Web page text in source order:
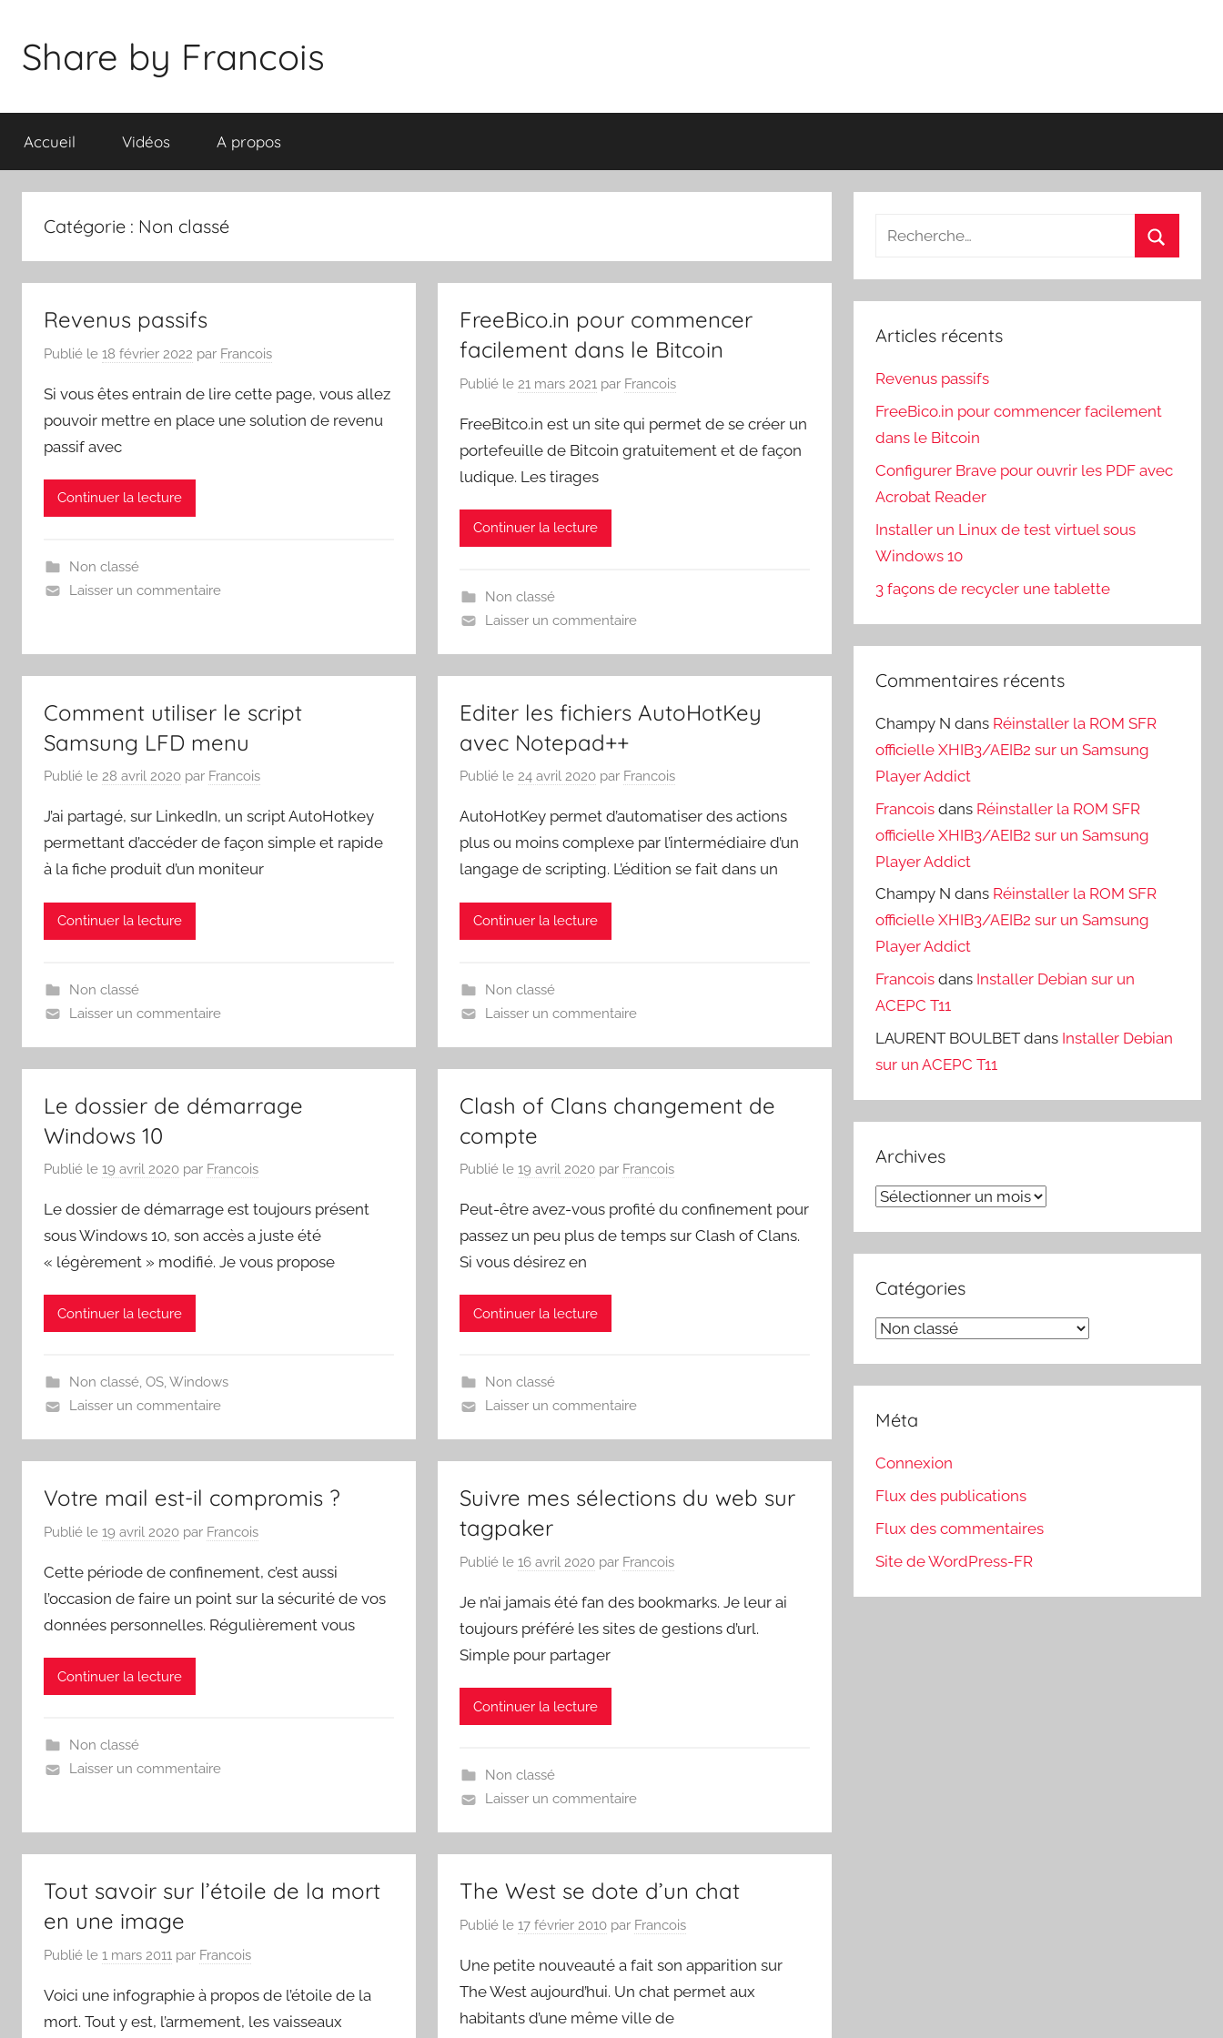
contenu
Share by Francois
Accueil Vidéos A propos
Catégorie : Non classé
Revenus passifs
Publié le 18 février 2022 par Francois
Si vous êtes entrain de lire cette page, vous allez
pouvoir mettre en place une solution de revenu
passif avec
Continuer la lecture
Non classé
Laisser un commentaire
FreeBico.in pour commencer
facilement dans le Bitcoin
Publié le 21 mars 2021 par Francois
FreeBitco.in est un site qui permet de se créer un
portefeuille de Bitcoin gratuitement et de façon
ludique. Les tirages
Continuer la lecture
Non classé
Laisser un commentaire
Comment utiliser le script
Samsung LFD menu
Publié le 28 avril 2020 par Francois
J’ai partagé, sur LinkedIn, un script AutoHotkey
permettant d’accéder de façon simple et rapide
à la fiche produit d’un moniteur
Continuer la lecture
Non classé
Laisser un commentaire
Editer les fichiers AutoHotKey
avec Notepad++
Publié le24 avril 2020 par Francois
AutoHotKey permet d’automatiser des actions
plus ou moins complexe par l’intermédiaire d’un
langage de scripting. L’édition se fait dans un
Continuer la lecture
Non classé
Laisser un commentaire
Le dossier de démarrage
Windows 10
Publié le 19 avril 2020 par Francois
Le dossier de démarrage est toujours présent
sous Windows 10, son accès a juste été
« légèrement » modifié. Je vous propose
Continuer la lecture
Non classé, OS,Windows
Laisser un commentaire
Clash of Clans changement de
compte
Publié le19 avril 2020 par Francois
Peut-être avez-vous profité du confinement pour
passez un peu plus de temps sur Clash of Clans.
Si vous désirez en
Continuer la lecture
Non classé
Laisser un commentaire
Votre mail est-il compromis ?
Publié le 19 avril 2020 par Francois
Cette période de confinement, c’est aussi
l’occasion de faire un point sur la sécurité de vos
données personnelles. Régulièrement vous
Continuer la lecture
Non classé
Laisser un commentaire
Suivre mes sélections du web sur
tagpaker
Publié le16 avril 2020 par Francois
Je n’ai jamais été fan des bookmarks. Je leur ai
toujours préféré les sites de gestions d’url.
Simple pour partager
Continuer la lecture
Non classé
Laisser un commentaire
Tout savoir sur l’étoile de la mort
en une image
Publié le 1 mars 2011 par Francois
Voici une infographie à propos de l’étoile de la
mort. Tout y est, l’armement, les vaisseaux
The West se dote d’un chat
Publié le17 février 2010 par Francois
Une petite nouveauté a fait son apparition sur
The West aujourd’hui. Un chat permet aux
habitants d’une même ville de
Recherche
:
Articles récents
Revenus passifs
FreeBico.in pour commencer facilement
dans le Bitcoin
Configurer Brave pour ouvrir les PDF avec
Acrobat Reader
Installer un Linux de test virtuel sous
Windows 10
3 façons de recycler une tablette
Commentaires récents
Champy N dans Réinstaller la ROM SFR
officielle XHIB3/AEIB2 sur un Samsung
Player Addict
Francois dans Réinstaller la ROM SFR
officielle XHIB3/AEIB2 sur un Samsung
Player Addict
Champy N dans Réinstaller la ROM SFR
officielle XHIB3/AEIB2 sur un Samsung
Player Addict
Francois dans Installer Debian sur un
ACEPC T11
LAURENT BOULBET dans Installer Debian
sur un ACEPC T11
Archives
Archives
Catégories
Catégories
Méta
Connexion
Flux des publications
Flux des commentaires
Site de WordPress-FR